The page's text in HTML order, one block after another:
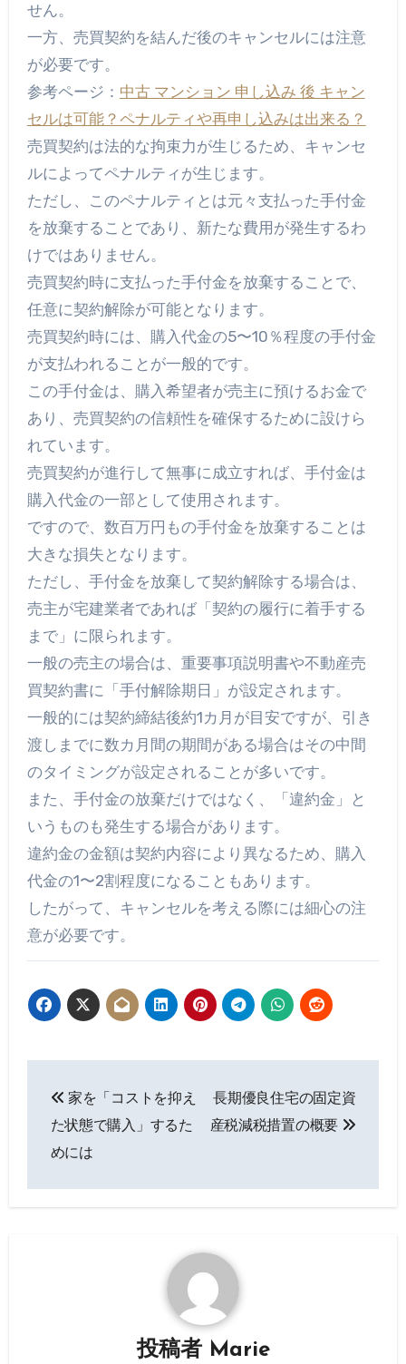
せん。
一方、売買契約を結んだ後のキャンセルには注意
が必要です。
参考ページ： 中古 マンション 申し込み 後 キャン
セルは可能？ペナルティや再申し込みは出来る？
売買契約は法的な拘束力が生じるため、キャンセ
ルによってペナルティが生じます。
ただし、このペナルティとは元々支払った手付金
を放棄することであり、新たな費用が発生するわ
けではありません。
売買契約時に支払った手付金を放棄することで、
任意に契約解除が可能となります。
売買契約時には、購入代金の5〜10％程度の手付金
が支払われることが一般的です。
この手付金は、購入希望者が売主に預けるお金で
あり、売買契約の信頼性を確保するために設けら
れています。
売買契約が進行して無事に成立すれば、手付金は
購入代金の一部として使用されます。
ですので、数百万円もの手付金を放棄することは
大きな損失となります。
ただし、手付金を放棄して契約解除する場合は、
売主が宅建業者であれば「契約の履行に着手する
まで」に限られます。
一般の売主の場合は、重要事項説明書や不動産売
買契約書に「手付解除期日」が設定されます。
一般的には契約締結後約1カ月が目安ですが、引き
渡しまでに数カ月間の期間がある場合はその中間
のタイミングが設定されることが多いです。
また、手付金の放棄だけではなく、「違約金」と
いうものも発生する場合があります。
違約金の金額は契約内容により異なるため、購入
代金の1〜2割程度になることもあります。
したがって、キャンセルを考える際には細心の注
意が必要です。
稿
ナ
ビ
家を「コストを抑え
た状態で購入」するた
めには
長期優良住宅の固定資
産税減税措置の概要
投稿者 Marie